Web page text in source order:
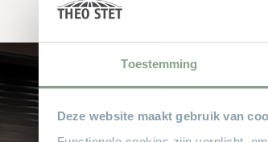
Toestemming
Deze website maakt gebruik van